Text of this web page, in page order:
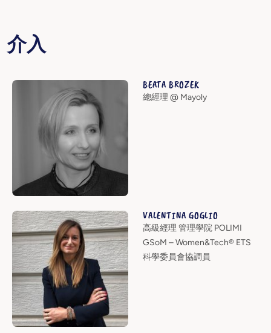
介入
BEATA BROZEK
總經理 @ Mayoly
VALENTINA GOGLIO
高級經理 管理學院 POLIMI
GSoM – Women&Tech® ETS
科學委員會協調員